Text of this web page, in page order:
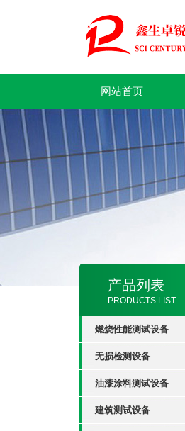
网站首页
产品列表
PRODUCTS LIST
燃烧性能测试设备
无损检测设备
油漆涂料测试设备
建筑测试设备